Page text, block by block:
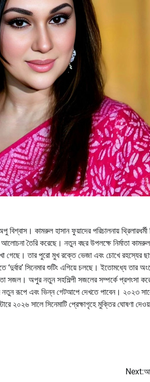
কামরুল হাসান ফুয়াদের পরিচালনায় থ্রিলারধর্মী
তৈরি করেছে। নতুন বছর উপলক্ষে নির্মাতা
তার পুরো মুখ রক্তে ভেজা এবং চোখে রহস্যের
সিনেমার শুটিং এগিয়ে চলছে। ইতোমধ্যে
অপুর নতুন সহশিল্পী সজলের সম্পর্কে প্রশংসা করেন
নতুন রূপে এবং ভিন্ন গেটআপে দেখতে পাবেন। ২০২৩
২০২৬ সালে সিনেমাটি প্রেক্ষাগৃহে মুক্তির ঘোষণা
Next: